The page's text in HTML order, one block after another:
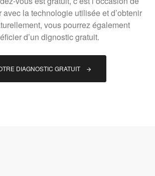
la technologie utilisée et d’obtenir
vous pourrez également
d’un dignostic gratuit.
DIAGNOSTIC GRATUIT